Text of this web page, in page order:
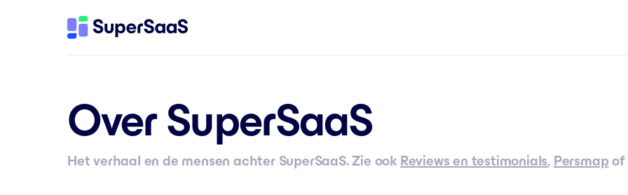
Over SuperSaaS
Het verhaal en de mensen achter SuperSaaS. Zie ook Reviews en testimonials, Persmap of